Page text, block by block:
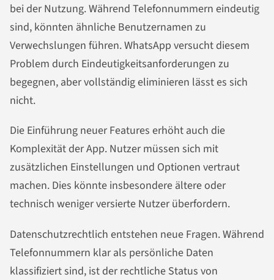
bei der Nutzung. Während Telefonnummern eindeutig
sind, könnten ähnliche Benutzernamen zu
Verwechslungen führen. WhatsApp versucht diesem
Problem durch Eindeutigkeitsanforderungen zu
begegnen, aber vollständig eliminieren lässt es sich
nicht.
Die Einführung neuer Features erhöht auch die
Komplexität der App. Nutzer müssen sich mit
zusätzlichen Einstellungen und Optionen vertraut
machen. Dies könnte insbesondere ältere oder
technisch weniger versierte Nutzer überfordern.
Datenschutzrechtlich entstehen neue Fragen. Während
Telefonnummern klar als persönliche Daten
klassifiziert sind, ist der rechtliche Status von